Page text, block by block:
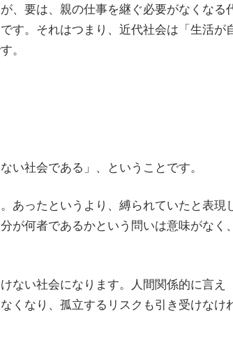
、要は、親の仕事を継ぐ必要がなくなる
す。それはつまり、近代社会は「生活が
。
い社会である」、ということです。
あったというより、縛られていたと表現
何者であるかという問いは意味がなく、
ない社会になります。人間関係的に言え
くなり、孤立するリスクも引き受けなけ